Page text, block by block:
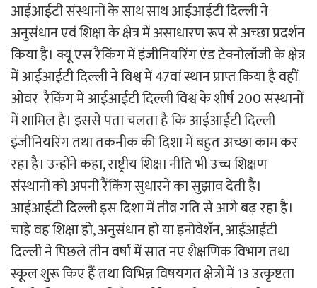
आईआईटी संस्थानों के साथ साथ आईआईटी दिल्ली ने
अनुसंधान एवं शिक्षा के क्षेत्र में असाधारण रूप से अच्छा प्रदर्शन
किया है। क्यू एस रैकिंग में इंजीनियरिंग एंड टेक्नोलॉजी के क्षेत्र
में आईआईटी दिल्ली ने विश्व में 47वां स्थान प्राप्त किया है वहीं
ओवर रैकिंग में आईआईटी दिल्ली विश्व­ के शीर्ष 200 संस्थानों
में शामिल है। इससे पता चलता है कि आईआईटी दिल्ली
इंजीनियरिंग तथा तकनीक की दिशा में बहुत अच्छा काम कर
रहा है। उन्होंने कहा, राष्ट्रीय शिक्षा नीति भी उच्च शिक्षण
संस्थानों को अपनी रैंकिंग सुधारने का सुझाव देती है।
आईआईटी दिल्ली इस दिशा में तीव्र गति से आगे बढ़ रहा है।
चाहे वह शिक्षा हो, अनुसंधान हो या इनोवेशॅन, आईआईटी
दिल्ली ने पिछले तीन वर्षां में सात नए शै­क्षणिक विभाग तथा
स्कूल शुरू किए हैं तथा विभिन्न विषयगत क्षेत्रों में 13 उत्कृष्टता